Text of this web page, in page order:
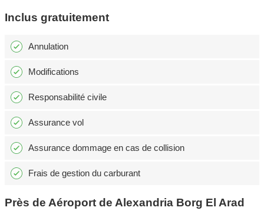
Inclus gratuitement
Annulation
Modifications
Responsabilité civile
Assurance vol
Assurance dommage en cas de collision
Frais de gestion du carburant
Près de Aéroport de Alexandria Borg El Arad